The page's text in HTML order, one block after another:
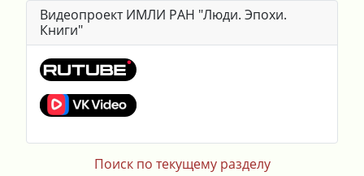
Видеопроект ИМЛИ РАН "Люди. Эпохи.
Книги"
Поиск по текущему разделу